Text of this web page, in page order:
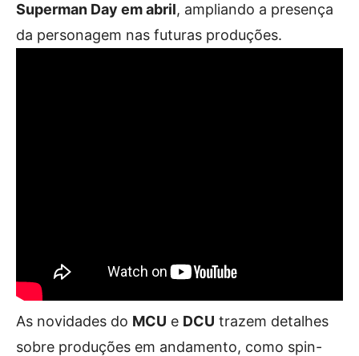
Superman Day em abril, ampliando a presença
da personagem nas futuras produções.
As novidades do MCU e DCU trazem detalhes
sobre produções em andamento, como spin-